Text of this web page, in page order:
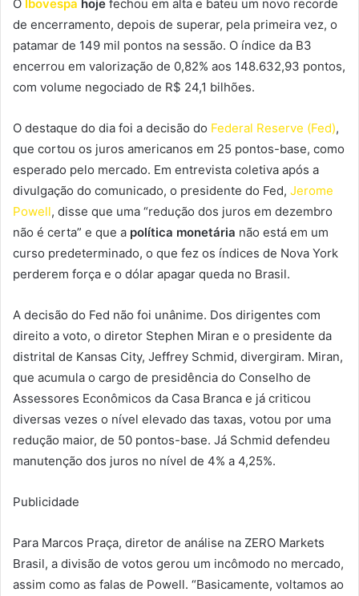
O Ibovespa hoje fechou em alta e bateu um novo recorde
de encerramento, depois de superar, pela primeira vez, o
patamar de 149 mil pontos na sessão. O índice da B3
encerrou em valorização de 0,82% aos 148.632,93 pontos,
com volume negociado de R$ 24,1 bilhões.
O destaque do dia foi a decisão do Federal Reserve (Fed),
que cortou os juros americanos em 25 pontos-base, como
esperado pelo mercado. Em entrevista coletiva após a
divulgação do comunicado, o presidente do Fed, Jerome
Powell, disse que uma “redução dos juros em dezembro
não é certa” e que a política monetária não está em um
curso predeterminado, o que fez os índices de Nova York
perderem força e o dólar apagar queda no Brasil.
A decisão do Fed não foi unânime. Dos dirigentes com
direito a voto, o diretor Stephen Miran e o presidente da
distrital de Kansas City, Jeffrey Schmid, divergiram. Miran,
que acumula o cargo de presidência do Conselho de
Assessores Econômicos da Casa Branca e já criticou
diversas vezes o nível elevado das taxas, votou por uma
redução maior, de 50 pontos-base. Já Schmid defendeu
manutenção dos juros no nível de 4% a 4,25%.
Publicidade
Para Marcos Praça, diretor de análise na ZERO Markets
Brasil, a divisão de votos gerou um incômodo no mercado,
assim como as falas de Powell. “Basicamente, voltamos ao